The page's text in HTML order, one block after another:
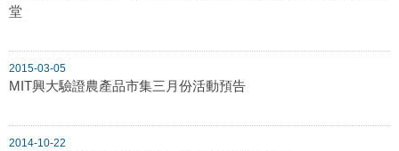
堂
2015-03-05
MIT興大驗證農產品市集三月份活動預告
2014-10-22